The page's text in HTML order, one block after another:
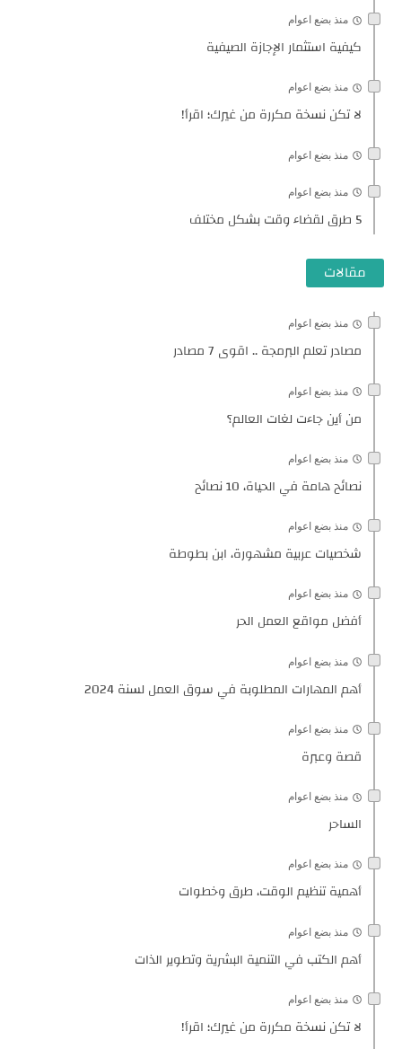
منذ بضع اعوام
كيفية استثمار الإجازة الصيفية
منذ بضع اعوام
لا تكن نسخة مكررة من غيرك؛ اقرأ!
منذ بضع اعوام
منذ بضع اعوام
5 طرق لقضاء وقت بشكل مختلف
مقالات
منذ بضع اعوام
مصادر تعلم البرمجة .. اقوى 7 مصادر
منذ بضع اعوام
من أين جاءت لغات العالم؟
منذ بضع اعوام
نصائح هامة في الحياة، 10 نصائح
منذ بضع اعوام
شخصيات عربية مشهورة، ابن بطوطة
منذ بضع اعوام
أفضل مواقع العمل الحر
منذ بضع اعوام
أهم المهارات المطلوبة في سوق العمل لسنة 2024
منذ بضع اعوام
قصة وعبرة
منذ بضع اعوام
الساحر
منذ بضع اعوام
أهمية تنظيم الوقت، طرق وخطوات
منذ بضع اعوام
أهم الكتب في التنمية البشرية وتطوير الذات
منذ بضع اعوام
لا تكن نسخة مكررة من غيرك؛ اقرأ!